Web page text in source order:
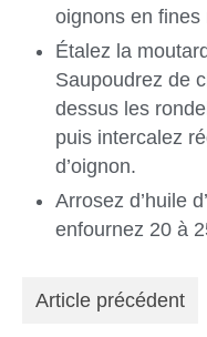
oignons en fines
Étalez la
Saupoudrez de
dessus les
puis intercalez
d’oignon.
Arrosez d’huile
enfournez 20 à
Article précédent